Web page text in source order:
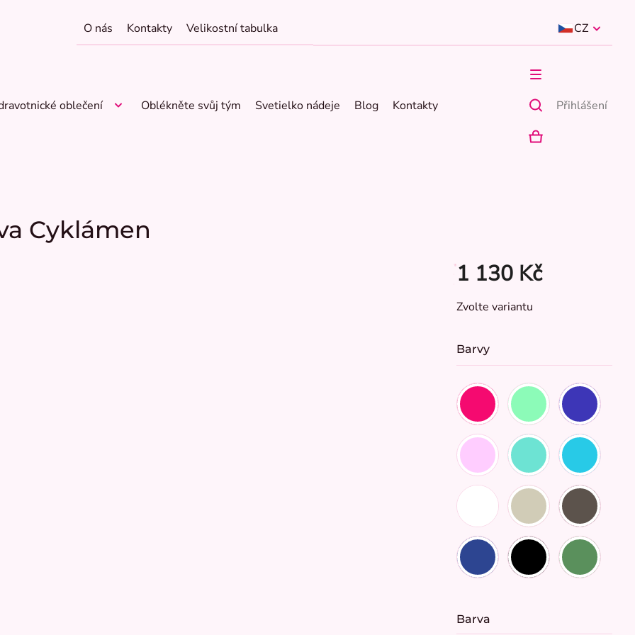
O nás Kontakty Velikostní tabulka CZ
oblečení Oblékněte svůj tým Svetielko nádeje Blog Kontakty Přihlášení
NÁKUPNÍ
Cyklámen
1 130 Kč
Měrná
Zvolte variantu
Barvy
Barva